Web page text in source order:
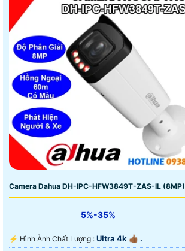
Camera Dahua DH-IPC-HFW3849T-ZAS-IL (8MP)
5%-35%
️⚡ Hình Ành Chất Lượng : Ultra 4k 👍🏾 .